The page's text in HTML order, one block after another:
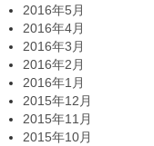
2016年5月
2016年4月
2016年3月
2016年2月
2016年1月
2015年12月
2015年11月
2015年10月